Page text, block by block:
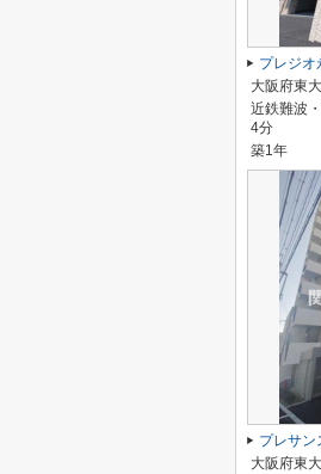
プレジオ
大阪府東
近鉄難波
4分
築1年
プレサン
大阪府東